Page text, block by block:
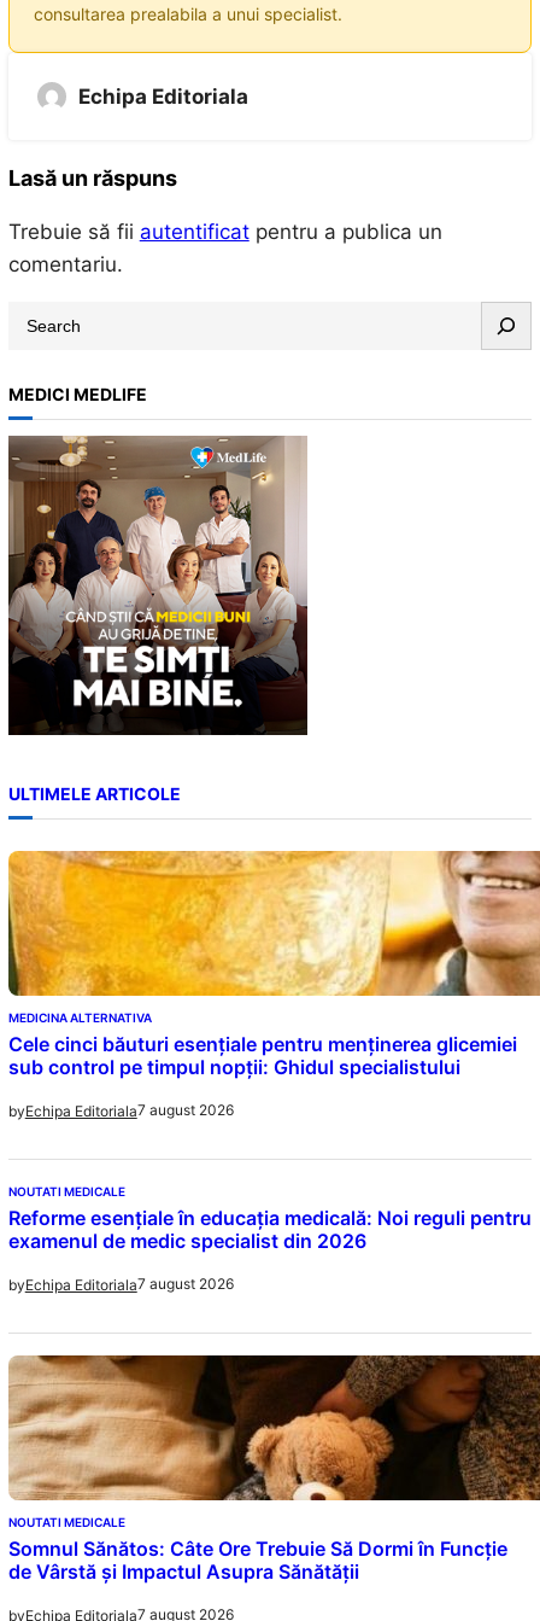
consultarea prealabila a unui specialist.
Echipa Editoriala
Lasă un răspuns
Trebuie să fii autentificatpentru a publica un
comentariu.
a
r
c
h
MEDICI MEDLIFE
ULTIMELE ARTICOLE
MEDICINA ALTERNATIVA
Cele cinci băuturi esențiale pentru menținerea glicemiei
sub control pe timpul nopții: Ghidul specialistului
byEchipa Editoriala7 august 2026
NOUTATI MEDICALE
Reforme esențiale în educația medicală: Noi reguli pentru
examenul de medic specialist din 2026
byEchipa Editoriala7 august 2026
NOUTATI MEDICALE
Somnul Sănătos: Câte Ore Trebuie Să Dormi în Funcție
de Vârstă și Impactul Asupra Sănătății
byEchipa Editoriala7 august 2026